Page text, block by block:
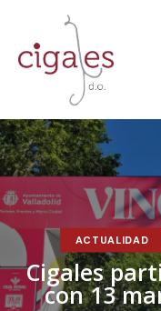
ACTUALIDAD
Cigales
con 13